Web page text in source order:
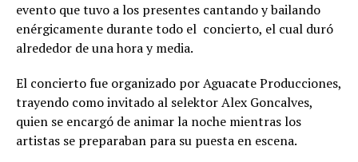
evento que tuvo a los presentes cantando y bailando
enérgicamente durante todo el concierto, el cual duró
alrededor de una hora y media.
El concierto fue organizado por Aguacate Producciones,
trayendo como invitado al selektor Alex Goncalves,
quien se encargó de animar la noche mientras los
artistas se preparaban para su puesta en escena.